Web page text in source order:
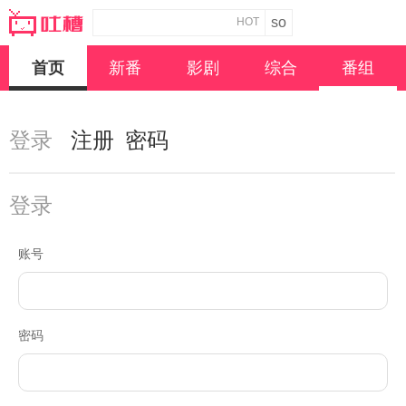
HOT
首页 新番 影剧 综合 番组
登录 注册 密码
登录
账号
密码